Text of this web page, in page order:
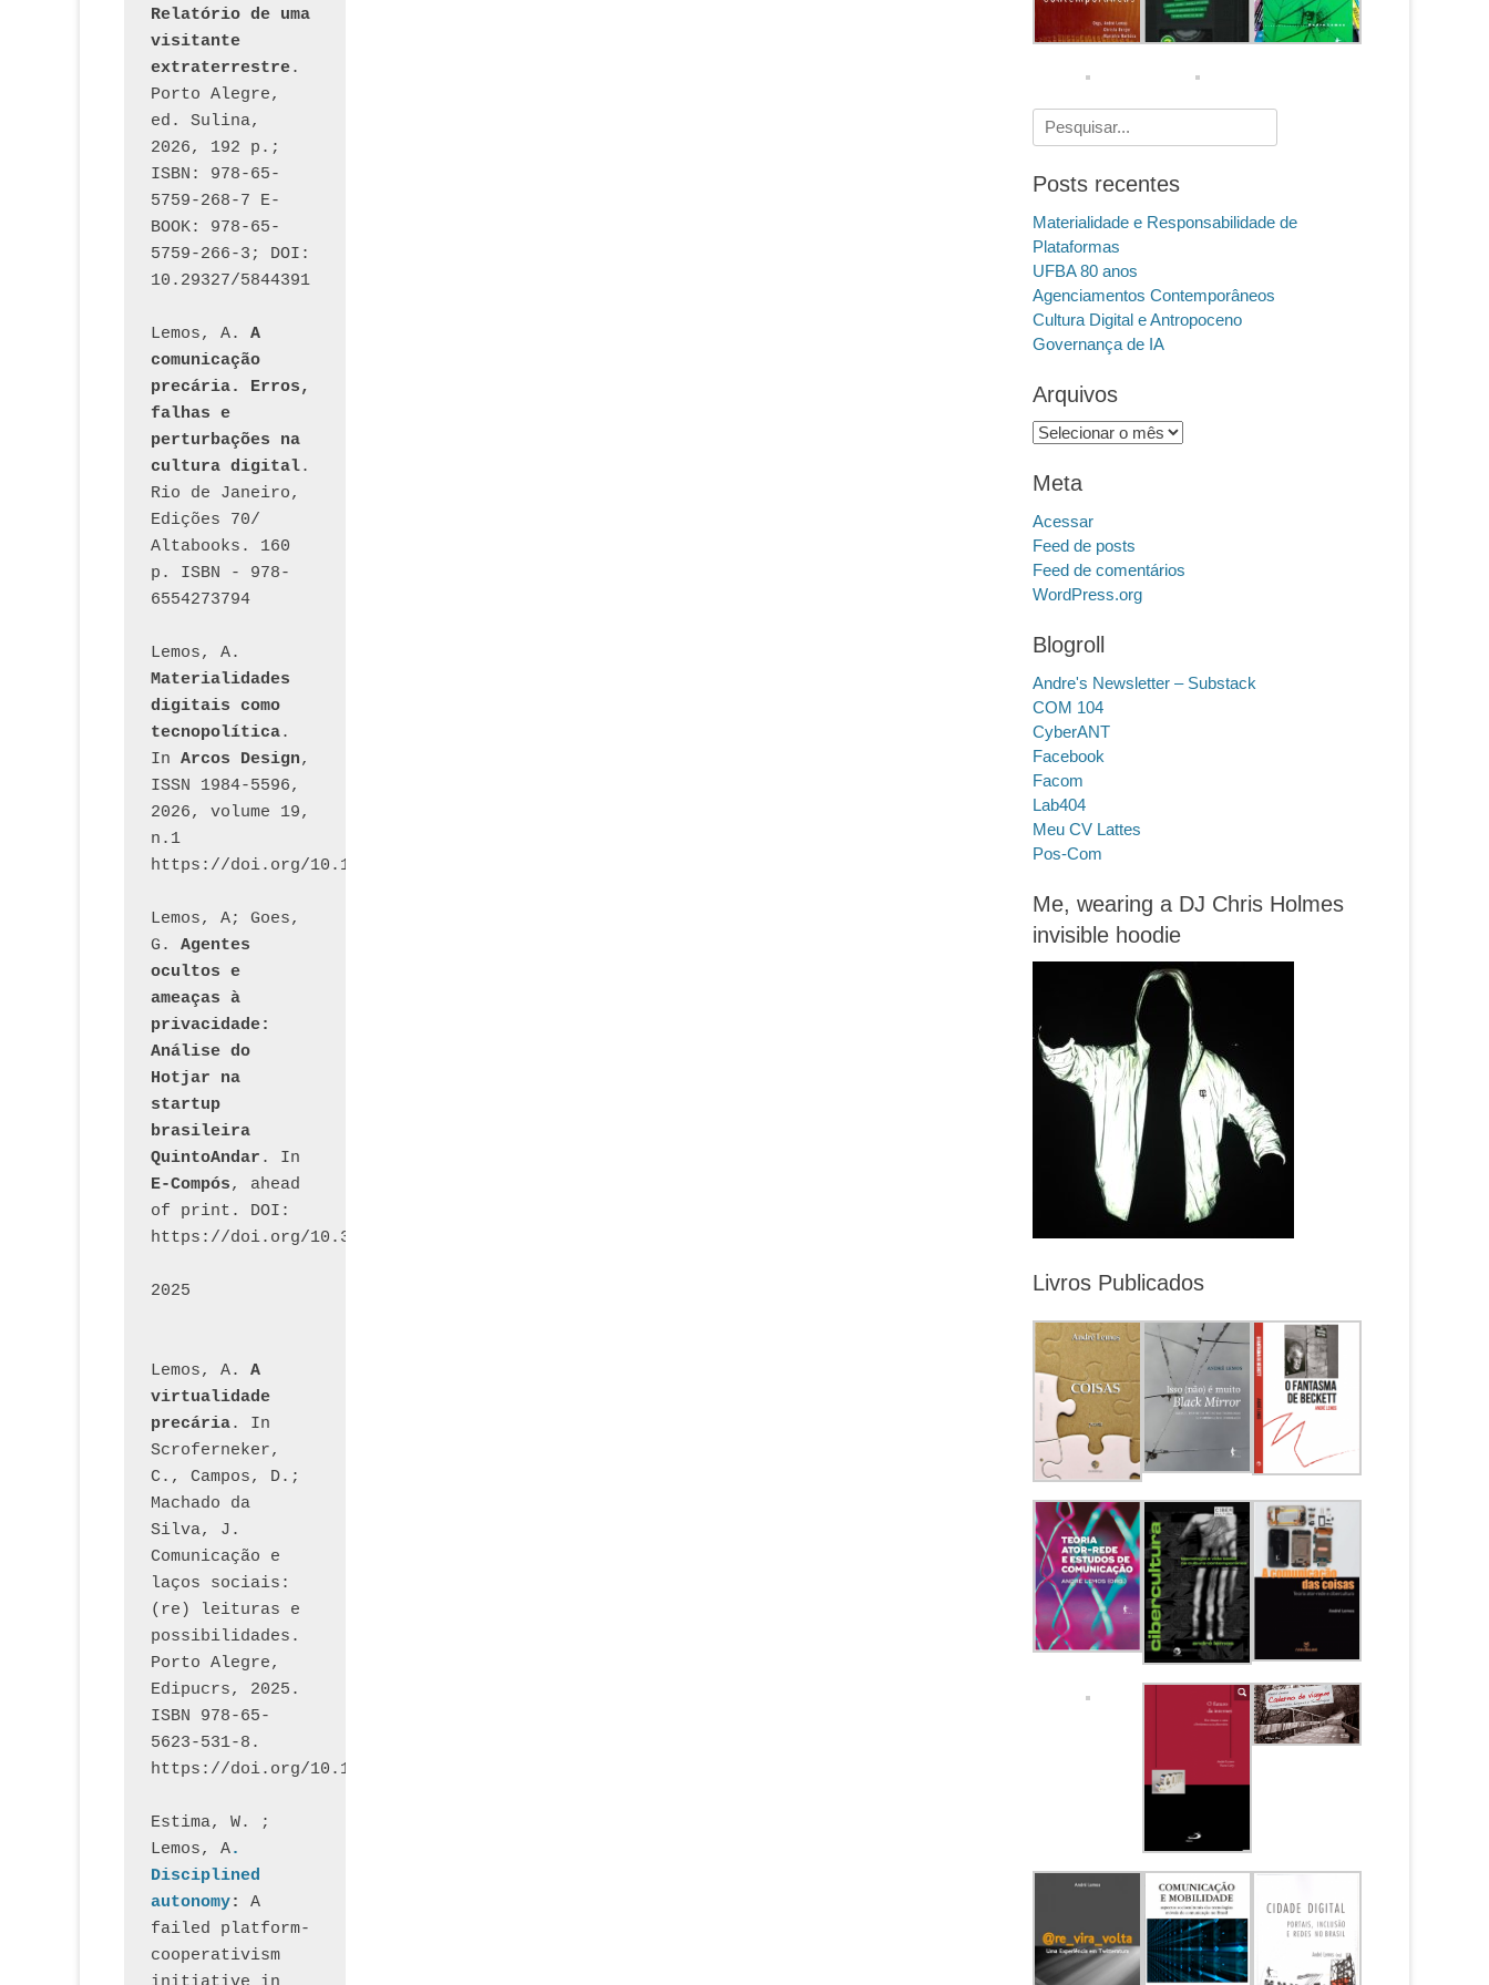
Pesquisar
por:
Posts recentes
Materialidade e Responsabilidade de
Plataformas
UFBA 80 anos
Agenciamentos Contemporâneos
Cultura Digital e Antropoceno
Governança de IA
Arquivos
Arquivos
Meta
Acessar
Feed de posts
Feed de comentários
WordPress.org
Blogroll
Andre's Newsletter – Substack
COM 104
CyberANT
Facebook
Facom
Lab404
Meu CV Lattes
Pos-Com
Me, wearing a DJ Chris Holmes
invisible hoodie
Livros Publicados
Relatório de uma
visitante
extraterrestre.
Porto Alegre,
ed. Sulina,
2026, 192 p.;
ISBN: 978-65-
5759-268-7 E-
BOOK: 978-65-
5759-266-3; DOI:
10.29327/5844391
Lemos, A. A
comunicação
precária. Erros,
falhas e
perturbações na
cultura digital.
Rio de Janeiro,
Edições 70/
Altabooks. 160
p. ISBN - 978-
6554273794
Materialidades
digitais como
tecnopolítica.
In Arcos Design,
ISSN 1984-5596,
2026, volume 19,
n.1
https://doi.org/10.12957/arcosdesign.2026.95390
Lemos, A; Goes,
G. Agentes
ocultos e
ameaças à
privacidade:
Análise do
Hotjar na
startup
brasileira
QuintoAndar
E-Compós, ahead
of print. DOI:
https://doi.org/10.30962/ecomps.3231
2025
Lemos, A. A
virtualidade
precária. In
Scroferneker,
C., Campos, D.;
Machado da
Silva, J.
Comunicação e
laços sociais:
(re) leituras e
possibilidades.
Porto Alegre,
Edipucrs, 2025.
ISBN 978-65-
5623-531-8.
https://doi.org/10.15448/1877.3
Estima, W. ;
Lemos, A.
Disciplined
autonomy: A
failed platform-
cooperativism